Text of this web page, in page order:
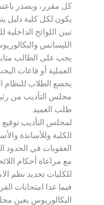
كل مقرر، ويصدر
يكون لكل كلية دليل
تبين اللوائح
الليسانس
يجب على الطالب
العملية أو قاعات
يخضع الطلاب للنظام
مجلس التأديب من
طلب العميد.
لمجلس التأديب
الكلية وللأساتذة
العقوبات في الحدود
مع مراعاة أحكام
للكليات تحديد نظم
فيما عدا امتحانات
البكالوريوس يعين